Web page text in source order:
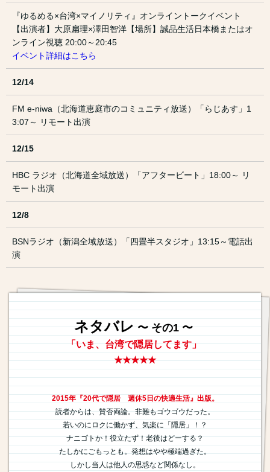
『ゆるめる×台湾×マイノリティ』オンライントークイベント
【出演者】大原扁理×澤田智洋【場所】誠品生活日本橋またはオ
ンライン視聴 20:00～20:45
イベント詳細はこちら
12/14
FM e-niwa（北海道恵庭市のコミュニティ放送）「らじあす」1
3:07～ リモート出演
12/15
HBC ラジオ（北海道全域放送）「アフタービート」18:00～ リ
モート出演
12/8
BSNラジオ（新潟全域放送）「四畳半スタジオ」13:15～電話出
演
ネタバレ 〜 その1 〜
「いま、台湾で隠居してます」
★★★★★
2015年『20代で隠居 週休5日の快適生活』出版。
読者からは、賛否両論。非難もゴウゴウだった。
若いのにロクに働かず、気楽に「隠居」！？
ナニゴトか！役立たず！老後はどーする？
たしかにごもっとも。発想はやや極端過ぎた。
しかし当人は他人の思惑など関係なし。